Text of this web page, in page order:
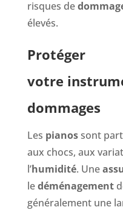
risques de
élevés.
Protéger
votre
dommages
Les pianossont
aux chocs, aux
l’humidité. Une
ledéménagement
généralement une